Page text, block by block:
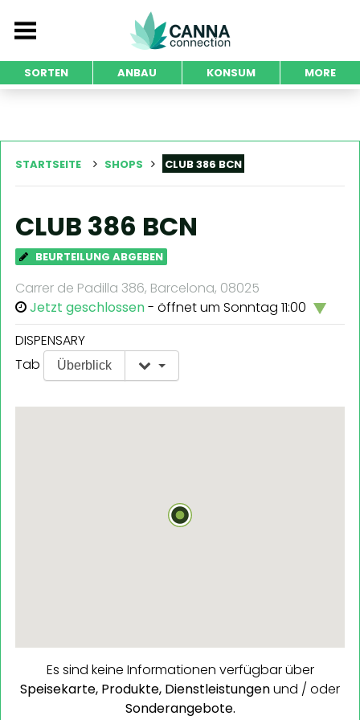
SORTEN ANBAU KONSUM MORE
STARTSEITE SHOPS CLUB 386 BCN
CLUB 386 BCN
BEURTEILUNG ABGEBEN
Carrer de Padilla 386, Barcelona, 08025
Jetzt geschlossen- öffnet um Sonntag 11:00
DISPENSARY
Tab
Überblick
Es sind keine Informationen verfügbar über
Speisekarte, Produkte, Dienstleistungenund / oder
Sonderangebote.